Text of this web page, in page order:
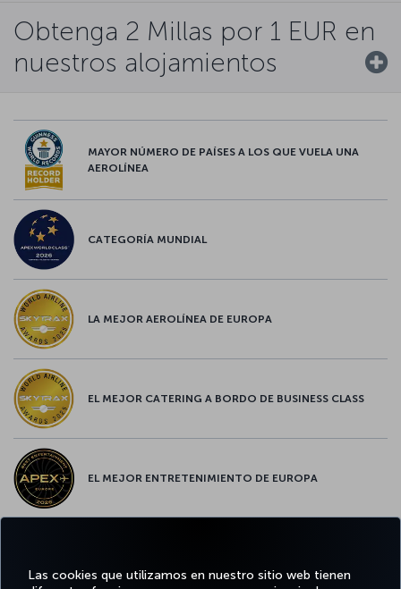
Las cookies que utilizamos en nuestro sitio web tienen
Obtenga 2 Millas por 1 EUR en
nuestros alojamientos
MAYOR NÚMERO DE PAÍSES A LOS QUE VUELA UNA
AEROLÍNEA
CATEGORÍA MUNDIAL
LA MEJOR AEROLÍNEA DE EUROPA
EL MEJOR CATERING A BORDO DE BUSINESS CLASS
EL MEJOR ENTRETENIMIENTO DE EUROPA